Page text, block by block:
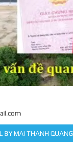
BY MAI THANH QUANG